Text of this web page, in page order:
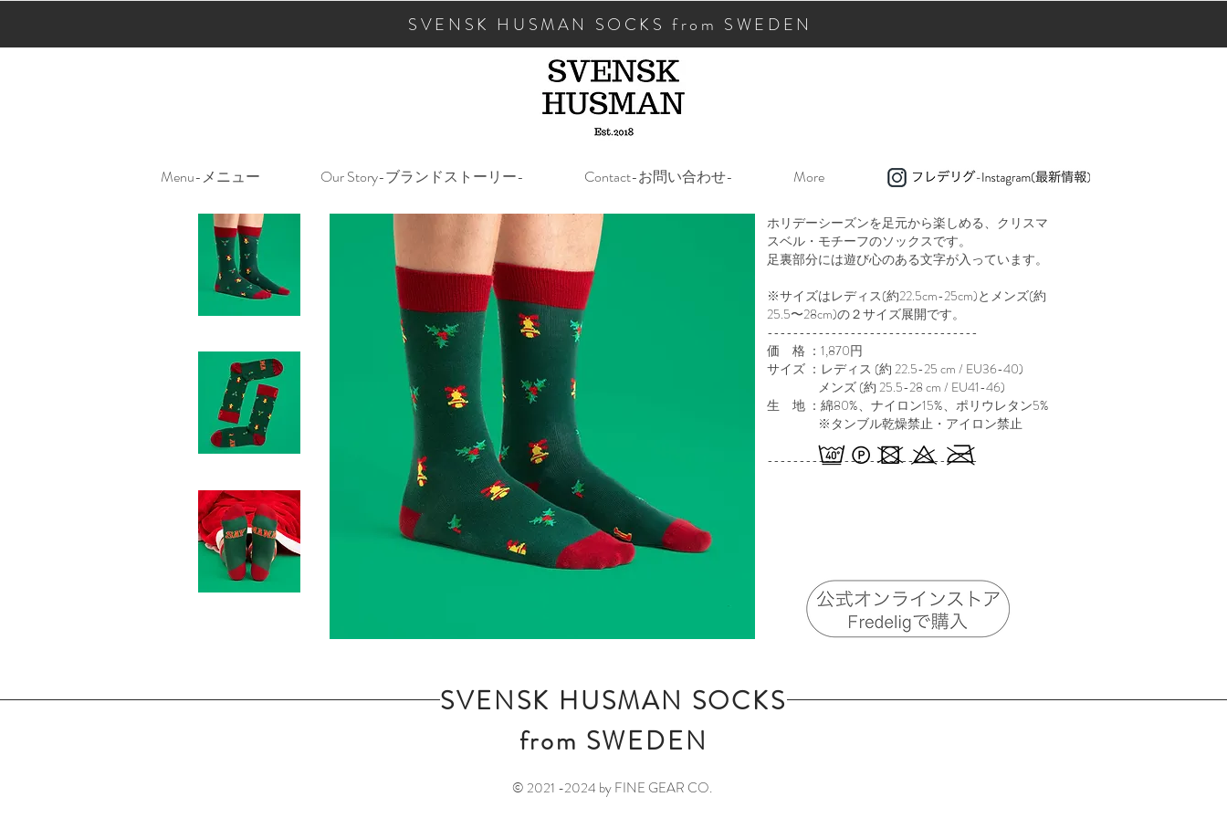
SVENSK HUSMAN SOCKS from SWEDEN
Menu-メニュー Our Story-ブランドストーリー- Contact-お問い合わせ- More
ホリデーシーズンを足元から楽しめる、クリスマ
スベル・モチーフのソックスです。
足裏部分には遊び心のある文字が入っています。
※サイズはレディス(約22.5cm-25cm)とメンズ(約
25.5〜28cm)の２サイズ展開です。
---------------------------------
価 格 ：1,870円
サイズ ：レディス (約 22.5-25 cm / EU36-40)
メンズ (約 25.5-28 cm / EU41-46)
生 地 ：綿80%、ナイロン15%、ポリウレタン5%
※タンブル乾燥禁止・アイロン禁止
---------------------------------
SVENSK HUSMAN SOCKS
from SWEDEN
© 2021 -2024 by FINE GEAR CO.